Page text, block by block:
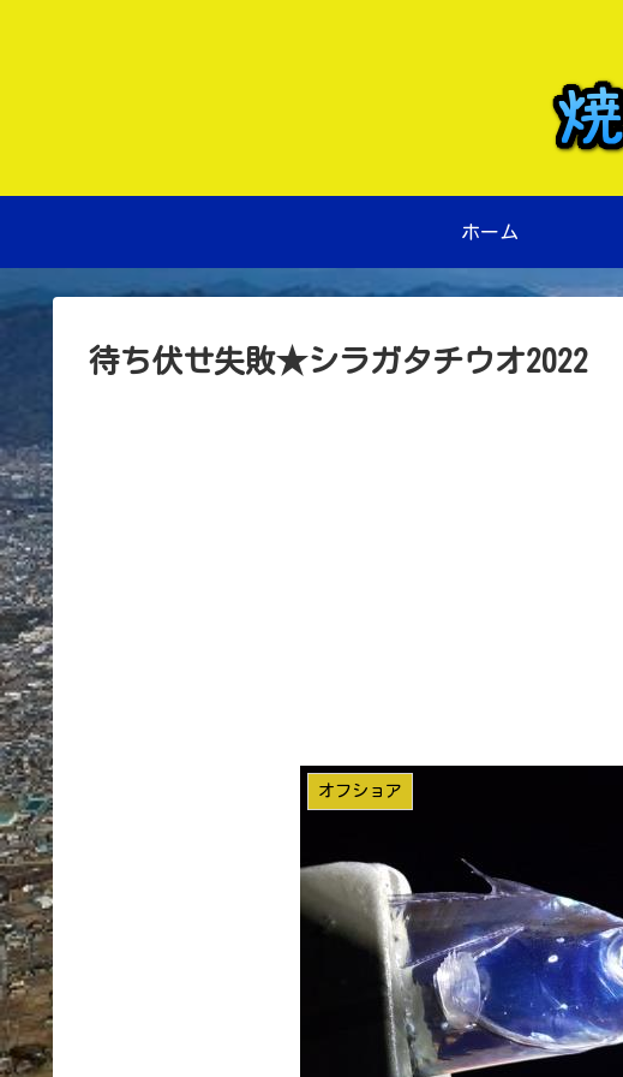
ホーム
待ち伏せ失敗★シラガタチウオ2022
オフショア